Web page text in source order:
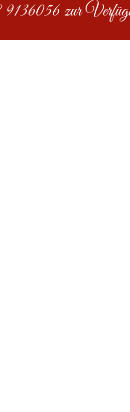
9136056 zur